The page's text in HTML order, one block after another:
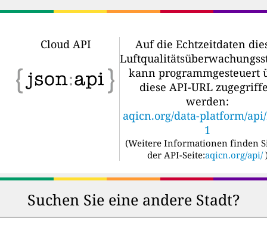
Cloud API
Auf die Echtzeitdaten
kann programmgesteuert
diese API-URL
werden:
aqicn.org/data-platform/
1
(Weitere Informationen finden
der API-Seite:aqicn.org/api/
Suchen Sie eine andere Stadt?